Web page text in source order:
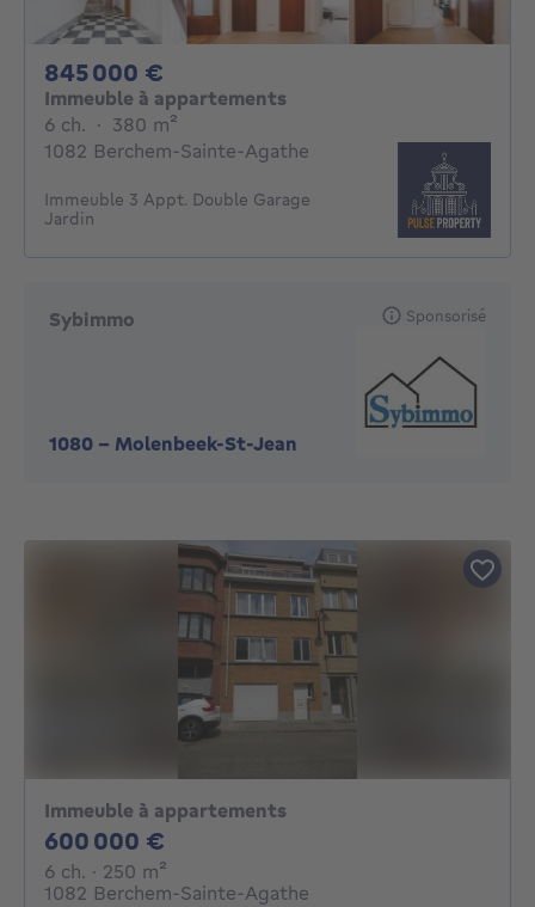
845 000 €
Immeuble à appartements
6 ch. 6 chambres
· 380 m²
1082 Berchem-Sainte-Agathe
Immeuble 3 Appt. Double Garage
Jardin
Sybimmo
1080 - Molenbeek-St-Jean
Sponsorisé
Immeuble à appartements
600 000 €
6 ch. 6 chambres
· 250 m²
1082 Berchem-Sainte-Agathe